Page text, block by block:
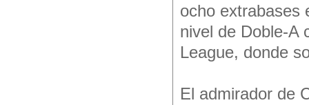
ocho extrabases
nivel de Doble-A
League, donde
El admirador de